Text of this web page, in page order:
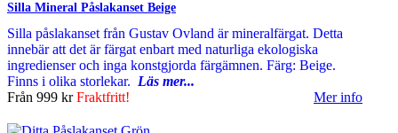
Silla Mineral Påslakanset Beige
Silla påslakanset från Gustav Ovland är mineralfärgat. Detta
innebär att det är färgat enbart med naturliga ekologiska
ingredienser och inga konstgjorda färgämnen. Färg: Beige.
Finns i olika storlekar. Läs mer...
Från 999 krFraktfritt! Mer info